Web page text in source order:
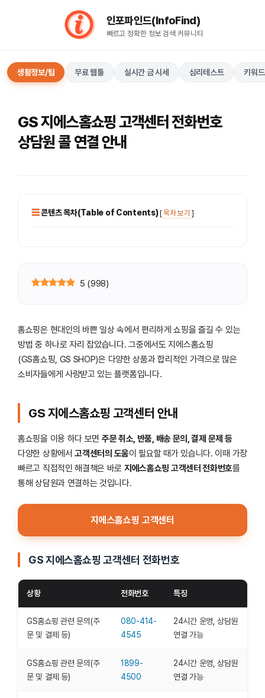
인포파인드(InfoFind)​​​​
빠르고 정확한 정보 검색 커뮤니티
생활정보/팁 무료 웹툴 실시간 금 시세 심리테스트 키워
GS 지에스홈쇼핑 고객센터 전화번호
상담원 콜 연결 안내
콘텐츠 목차(Table of Contents)[목차 보기 ]
5 (998)
홈쇼핑은 현대인의 바쁜 일상 속에서 편리하게 쇼핑을 즐길 수 있는
방법 중 하나로 자리 잡았습니다. 그중에서도 지에스홈쇼핑
(GS홈쇼핑, GS SHOP)은 다양한 상품과 합리적인 가격으로 많은
소비자들에게 사랑받고 있는 플랫폼입니다.
GS 지에스홈쇼핑 고객센터 안내
홈쇼핑을 이용 하다 보면 주문 취소, 반품, 배송 문의, 결제 문제 등
다양한 상황에서고객센터의 도움이 필요할 때가 있습니다. 이때 가장
빠르고 직접적인 해결책은 바로 지에스홈쇼핑 고객센터 전화번호를
통해 상담원과 연결하는 것입니다.
지에스홈쇼핑 고객센터
GS 지에스홈쇼핑 고객센터 전화번호
상황 전화번호 특징
GS홈쇼핑 관련 문의(주
문 및 결제 등)
080-414-
4545
24시간 운영, 상담원
연결 가능
GS홈쇼핑 관련 문의(주
문 및 결제 등)
1899-
4500
24시간 운영, 상담원
연결 가능